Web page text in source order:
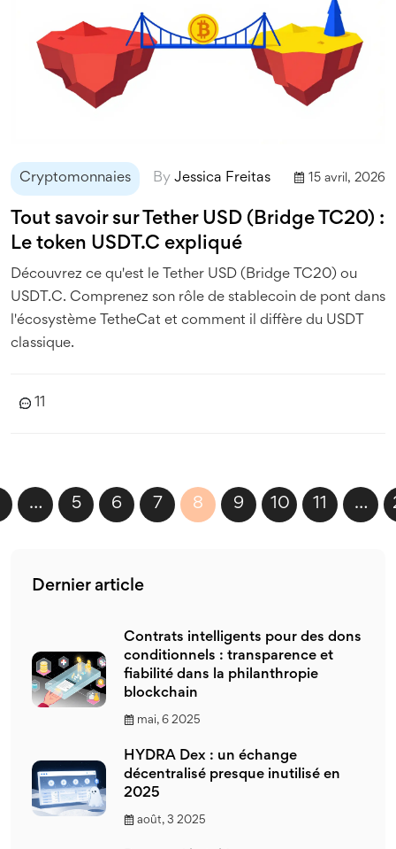
Cryptomonnaies By Jessica Freitas 15 avril, 2026
Tout savoir sur Tether USD (Bridge TC20) :
Le token USDT.C expliqué
Découvrez ce qu'est le Tether USD (Bridge TC20) ou
USDT.C. Comprenez son rôle de stablecoin de pont dans
l'écosystème TetheCat et comment il diffère du USDT
classique.
11
… 5 6 7 8 9 10 11 …
Dernier article
Contrats intelligents pour des dons
conditionnels : transparence et
fiabilité dans la philanthropie
blockchain
mai, 6 2025
HYDRA Dex : un échange
décentralisé presque inutilisé en
2025
août, 3 2025